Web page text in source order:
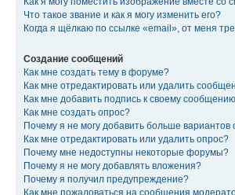
Что такое звание и как я могу изменить его?
Когда я щёлкаю по ссылке «email», от меня
Создание сообщений
Как мне создать тему в форуме?
Как мне отредактировать или удалить
Как мне добавить подпись к своему
Как мне создать опрос?
Почему я не могу добавить больше вариантов
Как мне отредактировать или удалить опрос?
Почему мне недоступны некоторые форумы?
Почему я не могу добавлять вложения?
Почему я получил предупреждение?
Как мне пожаловаться на сообщения